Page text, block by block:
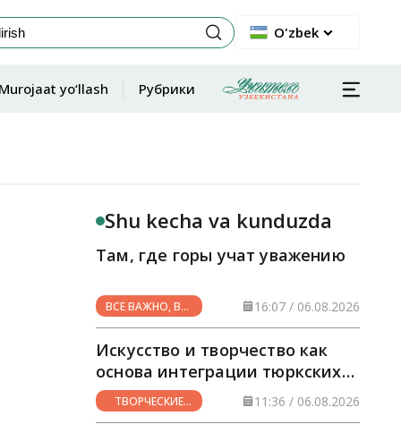
O'zbek
yo‘llash Рубрики
Shu kecha va kunduzda
Там, где горы учат уважению
ВСЕ ВАЖНО, ВСЕ
НУЖНО
16:07 / 06.08.2026
Искусство и творчество как
основа интеграции тюркских
стран
ТВОРЧЕСКИЕ
ГОРИЗОНТЫ
11:36 / 06.08.2026